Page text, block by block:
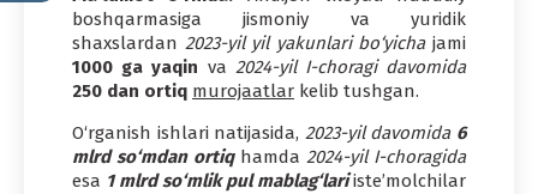
boshqarmasiga jismoniy va yuridik
shaxslardan 2023-yil yil yakunlari bo‘yichajami
1000 ga yaqin va 2024-yil I-choragi davomida
250 dan ortiq murojaatlar kelib tushgan.
O‘rganish ishlari natijasida, 2023-yil davomida 6
mlrd so‘mdan ortiqhamda 2024-yil I-choragida
esa 1 mlrd so‘mlik pul mablag‘lariiste’molchilar